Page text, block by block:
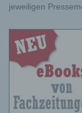
jeweiligen